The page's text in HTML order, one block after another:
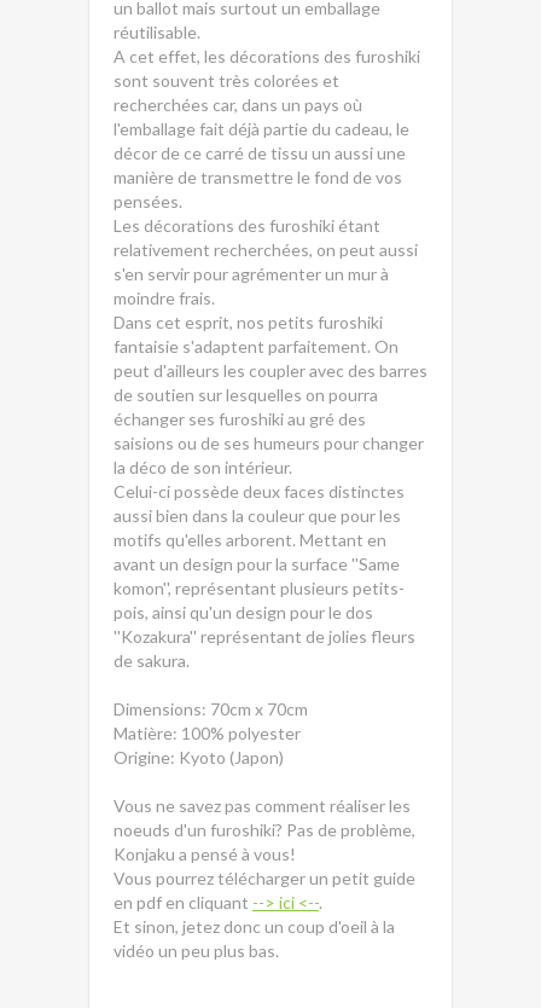
un ballot mais surtout un emballage
réutilisable.
A cet effet, les décorations des furoshiki
sont souvent très colorées et
recherchées car, dans un pays où
l'emballage fait déjà partie du cadeau, le
décor de ce carré de tissu un aussi une
manière de transmettre le fond de vos
pensées.
Les décorations des furoshiki étant
relativement recherchées, on peut aussi
s'en servir pour agrémenter un mur à
moindre frais.
Dans cet esprit, nos petits furoshiki
fantaisie s'adaptent parfaitement. On
peut d'ailleurs les coupler avec des barres
de soutien sur lesquelles on pourra
échanger ses furoshiki au gré des
saisions ou de ses humeurs pour changer
la déco de son intérieur.
Celui-ci possède deux faces distinctes
aussi bien dans la couleur que pour les
motifs qu'elles arborent. Mettant en
avant un design pour la surface ''Same
komon'', représentant plusieurs petits-
pois, ainsi qu'un design pour le dos
''Kozakura'' représentant de jolies fleurs
de sakura.
Dimensions: 70cm x 70cm
Matière: 100% polyester
Origine: Kyoto (Japon)
Vous ne savez pas comment réaliser les
noeuds d'un furoshiki? Pas de problème,
Konjaku a pensé à vous!
Vous pourrez télécharger un petit guide
en pdf en cliquant --> ici <--.
Et sinon, jetez donc un coup d'oeil à la
vidéo un peu plus bas.